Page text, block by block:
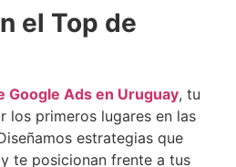
el Top de
Google Ads en Uruguay, tu
los primeros lugares en las
estrategias que
te posicionan frente a tus